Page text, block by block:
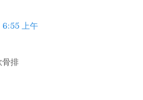
上午
骨排